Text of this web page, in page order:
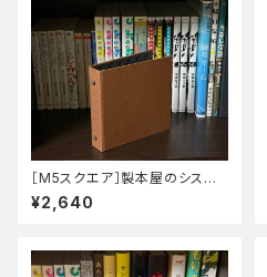
［M5スクエア］製本屋のシステ
ム手帳バインダー【里紙（枯葉）×
タントセレクトTS-9（S-3）】
¥2,640